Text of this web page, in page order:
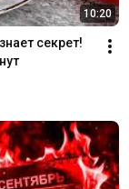
10:20
секрет!